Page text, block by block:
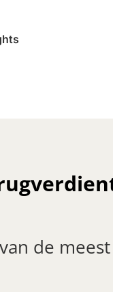
de meest